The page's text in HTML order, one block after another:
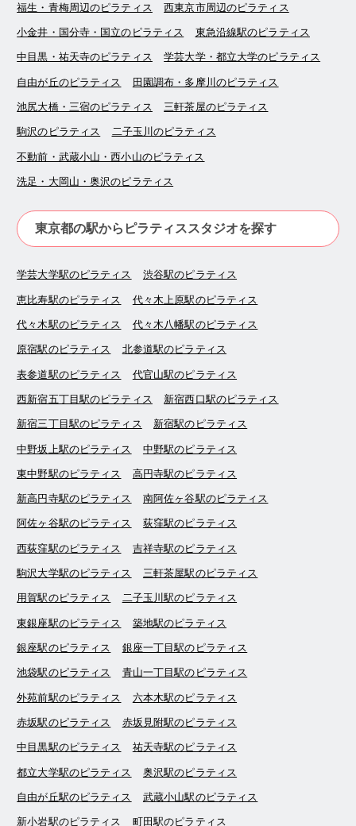
福生・青梅周辺のピラティス 西東京市周辺のピラティス
小金井・国分寺・国立のピラティス 東急沿線駅のピラティス
中目黒・祐天寺のピラティス 学芸大学・都立大学のピラティス
自由が丘のピラティス 田園調布・多摩川のピラティス
池尻大橋・三宿のピラティス 三軒茶屋のピラティス
駒沢のピラティス 二子玉川のピラティス
不動前・武蔵小山・西小山のピラティス
洗足・大岡山・奥沢のピラティス
東京都の駅からピラティススタジオを探す
学芸大学駅のピラティス 渋谷駅のピラティス
恵比寿駅のピラティス 代々木上原駅のピラティス
代々木駅のピラティス 代々木八幡駅のピラティス
原宿駅のピラティス 北参道駅のピラティス
表参道駅のピラティス 代官山駅のピラティス
西新宿五丁目駅のピラティス 新宿西口駅のピラティス
新宿三丁目駅のピラティス 新宿駅のピラティス
中野坂上駅のピラティス 中野駅のピラティス
東中野駅のピラティス 高円寺駅のピラティス
新高円寺駅のピラティス 南阿佐ヶ谷駅のピラティス
阿佐ヶ谷駅のピラティス 荻窪駅のピラティス
西荻窪駅のピラティス 吉祥寺駅のピラティス
駒沢大学駅のピラティス 三軒茶屋駅のピラティス
用賀駅のピラティス 二子玉川駅のピラティス
東銀座駅のピラティス 築地駅のピラティス
銀座駅のピラティス 銀座一丁目駅のピラティス
池袋駅のピラティス 青山一丁目駅のピラティス
外苑前駅のピラティス 六本木駅のピラティス
赤坂駅のピラティス 赤坂見附駅のピラティス
中目黒駅のピラティス 祐天寺駅のピラティス
都立大学駅のピラティス 奥沢駅のピラティス
自由が丘駅のピラティス 武蔵小山駅のピラティス
新小岩駅のピラティス 町田駅のピラティス